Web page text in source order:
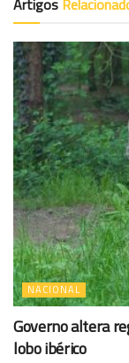
Artigos
NACIONAL
Governo altera
lobo ibérico